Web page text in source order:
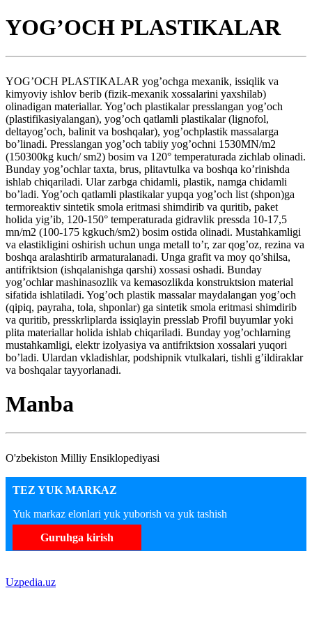
YOG’OCH PLASTIKALAR
YOG’OCH PLASTIKALAR yog’ochga mexanik, issiqlik va
kimyoviy ishlov berib (fizik-mexanik xossalarini yaxshilab)
olinadigan materiallar. Yog’och plastikalar presslangan yog’och
(plastifikasiyalangan), yog’och qatlamli plastikalar (lignofol,
deltayog’och, balinit va boshqalar), yog’ochplastik massalarga
bo’linadi. Presslangan yog’och tabiiy yog’ochni 1530MN/m2
(150300kg kuch/ sm2) bosim va 120° temperaturada zichlab olinadi.
Bunday yog’ochlar taxta, brus, plitavtulka va boshqa ko’rinishda
ishlab chiqariladi. Ular zarbga chidamli, plastik, namga chidamli
bo’ladi. Yog’och qatlamli plastikalar yupqa yog’och list (shpon)ga
termoreaktiv sintetik smola eritmasi shimdirib va quritib, paket
holida yig’ib, 120-150° temperaturada gidravlik pressda 10-17,5
mn/m2 (100-175 kgkuch/sm2) bosim ostida olinadi. Mustahkamligi
va elastikligini oshirish uchun unga metall to’r, zar qog’oz, rezina va
boshqa aralashtirib armaturalanadi. Unga grafit va moy qo’shilsa,
antifriktsion (ishqalanishga qarshi) xossasi oshadi. Bunday
yog’ochlar mashinasozlik va kemasozlikda konstruktsion material
sifatida ishlatiladi. Yog’och plastik massalar maydalangan yog’och
(qipiq, payraha, tola, shponlar) ga sintetik smola eritmasi shimdirib
va quritib, presskrliplarda issiqlayin presslab Profil buyumlar yoki
plita materiallar holida ishlab chiqariladi. Bunday yog’ochlarning
mustahkamligi, elektr izolyasiya va antifriktsion xossalari yuqori
bo’ladi. Ulardan vkladishlar, podshipnik vtulkalari, tishli g’ildiraklar
va boshqalar tayyorlanadi.
Manba
O'zbekiston Milliy Ensiklopediyasi
TEZ YUK MARKAZ
Yuk markaz elonlari yuk yuborish va yuk tashish
Guruhga kirish
Uzpedia.uz